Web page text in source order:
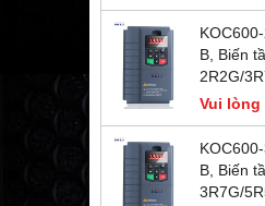
B, Biến
2R2G/
Vui lòng
B, Biến
3R7G/